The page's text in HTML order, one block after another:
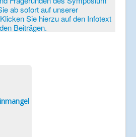
ab sofort auf unserer
Sie hierzu auf den Infotext
Beiträgen.